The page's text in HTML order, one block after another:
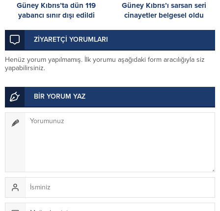
Güney Kıbrıs’ta dün 119
yabancı sınır dışı edildi
Güney Kıbrıs’ı sarsan seri
cinayetler belgesel oldu
ZİYARETÇİ YORUMLARI
Henüz yorum yapılmamış. İlk yorumu aşağıdaki form aracılığıyla siz
yapabilirsiniz.
BİR YORUM YAZ